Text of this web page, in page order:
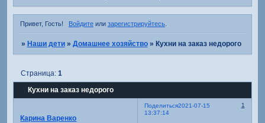
Привет, Гость! Войдитеили зарегистрируйтесь.
» Наши дети » Домашнее хозяйство » Кухни на заказ недорого
Кухни на заказ недорого
Страница: 1
Поделиться 1
2021-07-15
13:37:14
Карина Варенко